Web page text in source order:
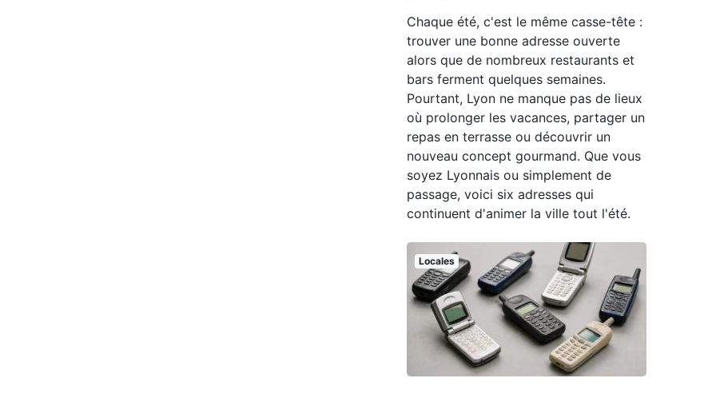
Chaque été, c'est le même casse-tête :
trouver une bonne adresse ouverte
alors que de nombreux restaurants et
bars ferment quelques semaines.
Pourtant, Lyon ne manque pas de lieux
où prolonger les vacances, partager un
repas en terrasse ou découvrir un
nouveau concept gourmand. Que vous
soyez Lyonnais ou simplement de
passage, voici six adresses qui
continuent d'animer la ville tout l'été.
Locales